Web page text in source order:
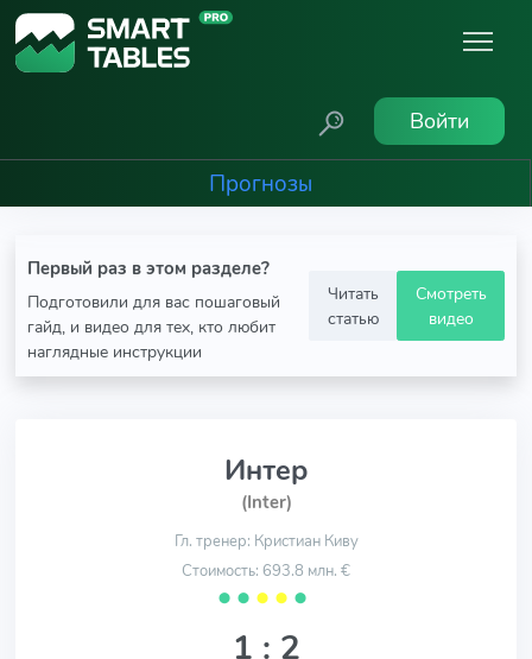
Войти
Прогнозы
Первый раз в этом разделе?
Подготовили для вас пошаговый
гайд, и видео для тех, кто любит
наглядные инструкции
Читать
статью
Смотреть
видео
Интер
(Inter)
Гл. тренер: Кристиан Киву
Стоимость: 693.8 млн. €
⬤ ⬤ ⬤ ⬤ ⬤
1 : 2